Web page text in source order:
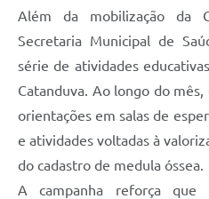
Além da mobilização da
Secretaria Municipal de
série de atividades
Catanduva. Ao longo do
orientações em salas de
e atividades voltadas à
do cadastro de medula óssea.
A campanha reforça que